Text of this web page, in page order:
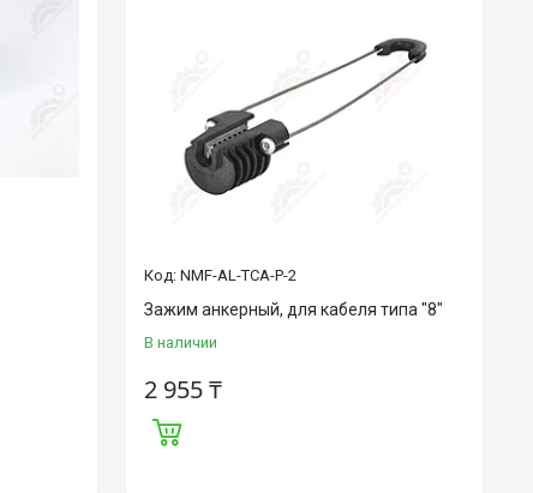
NMF-AL-TCA-P-2
Зажим анкерный, для кабеля типа "8"
В наличии
2 955 ₸